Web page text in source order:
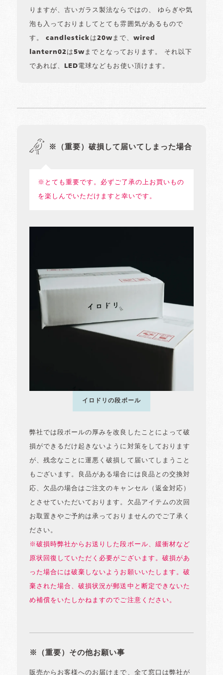
りますが、古いガラス製法ならではの、 ゆらぎや気
泡も入っておりましてとても雰囲気があるもので
す。 candlestickは20wまで、wired
lantern02は5wまでとなっております。 それ以下
であれば、LED電球などもお使い頂けます。
※（重要）破損して届いてしまった場合
※とても重要です。必ずご了承の上お買いもの
を楽しんでいただけますと幸いです。
イロドリの段ボール
弊社では段ボールの厚みを改良したことによって破
損ができるだけ起きないように対策をしております
が、残念なことに運悪く破損して届いてしまうこと
もございます。良品がある場合には良品との交換対
応、欠品の場合はご注文のキャンセル（返金対応）
とさせていただいております。欠品アイテムの次回
お取置きやご予約は承っておりませんのでご了承く
ださい。
※破損時弊社からお送りした段ボール、緩衝材など
原状回復していただく必要がございます。破損があ
った場合には破棄しないようお願いいたします。破
棄された場合、破損状況が郵送中と断定できないた
め補償をいたしかねますのでご注意ください。
※（重要）その他お願い事
販売からお客様へのお届けまで、全て窓口は弊社が